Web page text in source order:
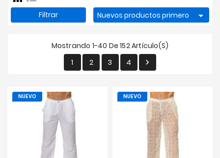
Loungewear
Brands
Novedades
Filtrar Nuevos productos primero 
Mostrando 1-40 De 152 Artículo(s)
1 2 3 4 
NUEVO NUEVO